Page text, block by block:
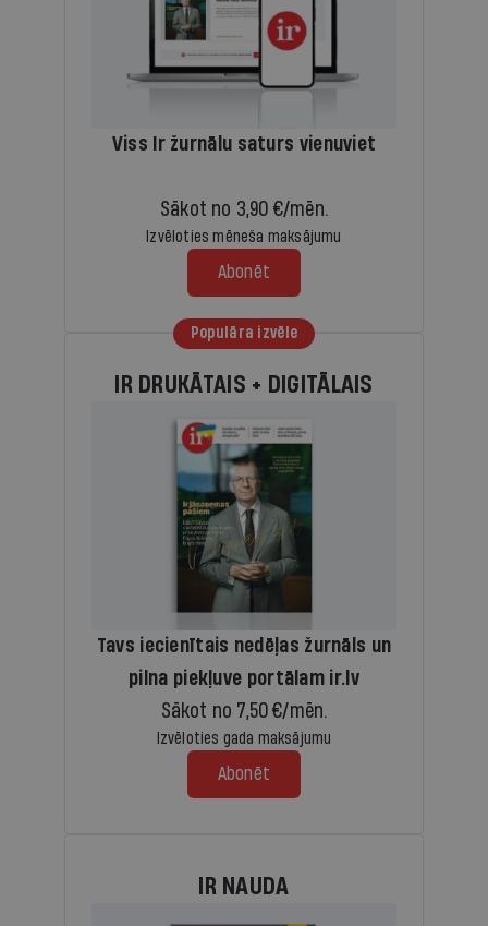
Viss Ir žurnālu saturs vienuviet
Sākot no 3,90 €/mēn.
Izvēloties mēneša maksājumu
Abonēt
Populāra izvēle
IR DRUKĀTAIS + DIGITĀLAIS
Tavs iecienītais nedēļas žurnāls un
pilna piekļuve portālam ir.lv
Sākot no 7,50 €/mēn.
Izvēloties gada maksājumu
Abonēt
IR NAUDA